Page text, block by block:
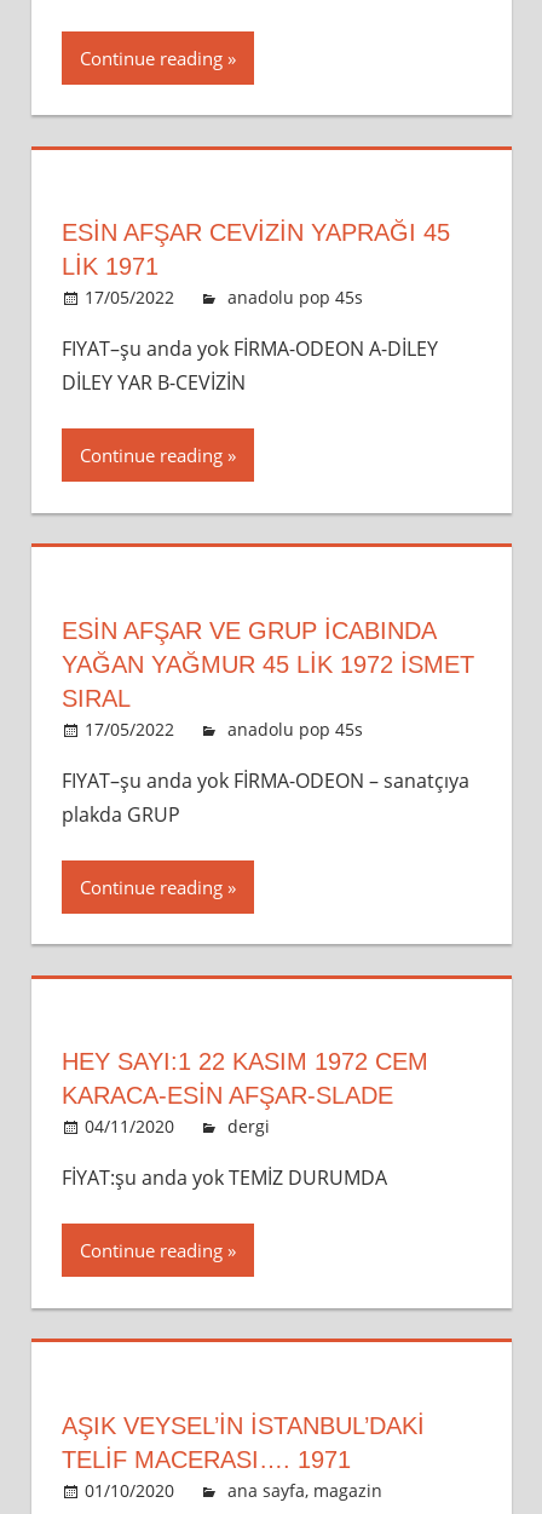
Continue reading
ESİN AFŞAR CEVIZIN YAPRAĞI 45
LİK 1971
17/05/2022 admin
anadolu pop 45s
FIYAT–şu anda yok FİRMA-ODEON A-DİLEY
DİLEY YAR B-CEVİZİN
Continue reading
ESİN AFŞAR VE GRUP İCABINDA
YAĞAN YAĞMUR 45 LİK 1972 İSMET
SIRAL
17/05/2022 admin
anadolu pop 45s
FIYAT–şu anda yok FİRMA-ODEON – sanatçıya
plakda GRUP
Continue reading
HEY SAYI:1 22 KASIM 1972 CEM
KARACA-ESİN AFŞAR-SLADE
04/11/2020 admin
dergi
FİYAT:şu anda yok TEMİZ DURUMDA
Continue reading
AŞIK VEYSEL’IN İSTANBUL’DAKI
TELIF MACERASI…. 1971
01/10/2020 admin
ana sayfa, magazin